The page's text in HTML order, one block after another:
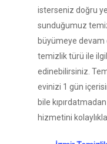
isterseniz doğru
sunduğumuz
büyümeye
temizlik türü ile
edinebilirsiniz.
evinizi 1 gün
bile
hizmetini